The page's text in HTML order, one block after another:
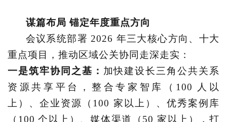
谋篇布局 锚定年度重点方向
会议系统部署 2026 年三大核心方向、十大
重点项目，推动区域公关协同走深走实：
一是筑牢协同之基： 加快建设长三角公共关系
资源共享平台，整合专家智库（ 100 人以
上）、企业资源（100 家以上）、优秀案例库
（100 个以上）、媒体渠道（50 家以上），打